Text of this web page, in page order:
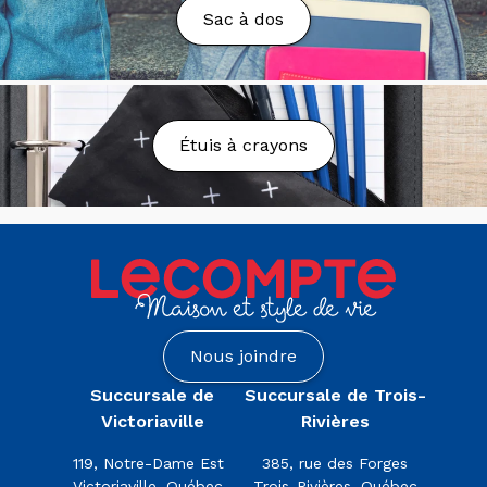
Cartes-cadeaux
Une carte cadeau achetée sur le site web est valable
uniquement en ligne. Dans le même ordre d’idée, une
carte cadeau achetée en magasins valables
seulement en succursale.
Cueillette en Magasin
La cueillette en magasin est gratuite et votre
Veuillez noter que certains articles pourraient ne pas
être disponibles dans votre succursale sélectionnée
et devront être transférés depuis une autre
succursale. Vous recevrez un courriel de notification
lorsque votre commande sera prête. Pour récupérer
votre commande, veuillez présenter ce courriel ainsi
qu'une pièce d'identité valide avec photo à l'une des
caisses du magasin sélectionné.
Livraison
Sac à dos
Étuis à crayons
Nous joindre
Succursale de
Victoriaville
119, Notre-Dame Est
Succursale de Trois-
Rivières
385, rue des Forges